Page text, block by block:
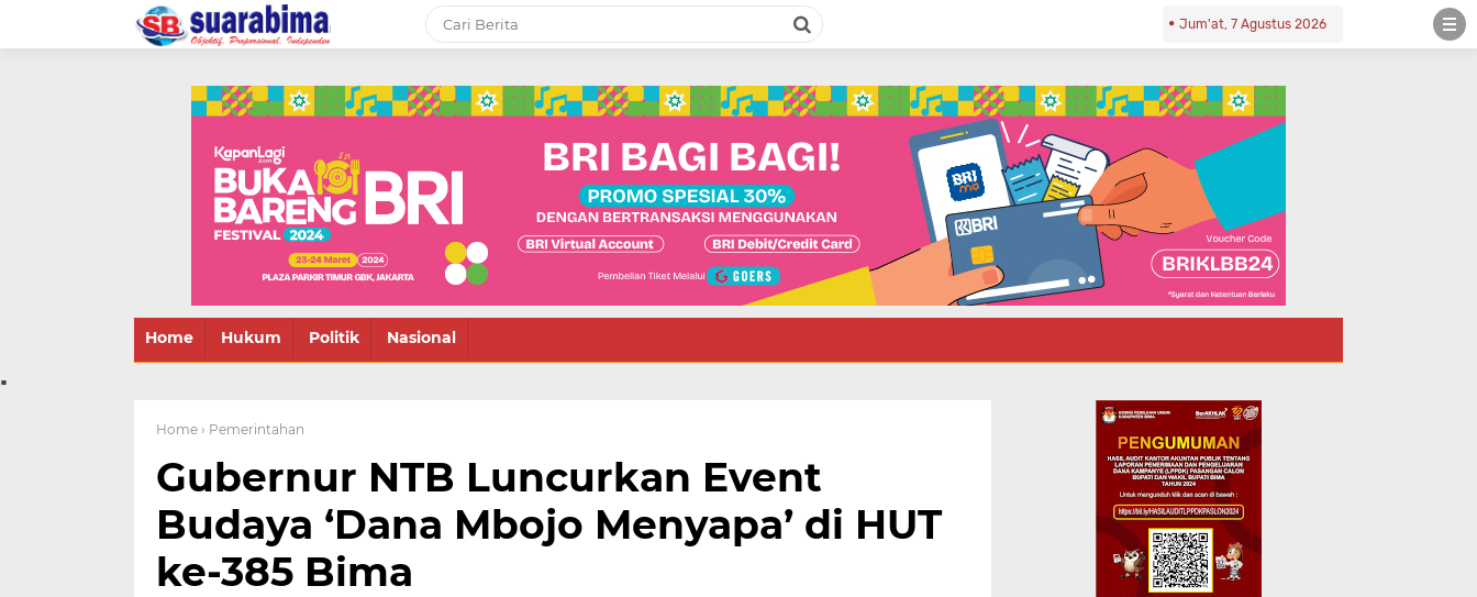
informasi terbaru tentang
Bima dan daerah sekitar
Jum'at, 7 Agustus 2026
Home Hukum Politik Nasional
.
Home › Pemerintahan
Gubernur NTB Luncurkan Event
Budaya ‘Dana Mbojo Menyapa’ di HUT
ke-385 Bima